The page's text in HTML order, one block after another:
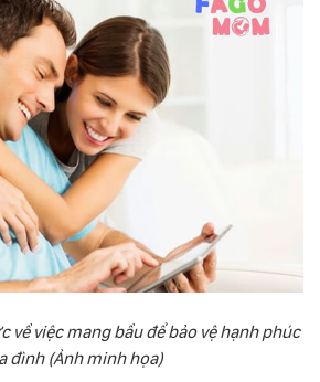
về việc mang bầu để bảo vệ hạnh phúc
đình (Ảnh minh họa)